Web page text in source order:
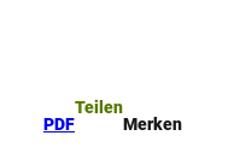
PDF
Teilen
Merken